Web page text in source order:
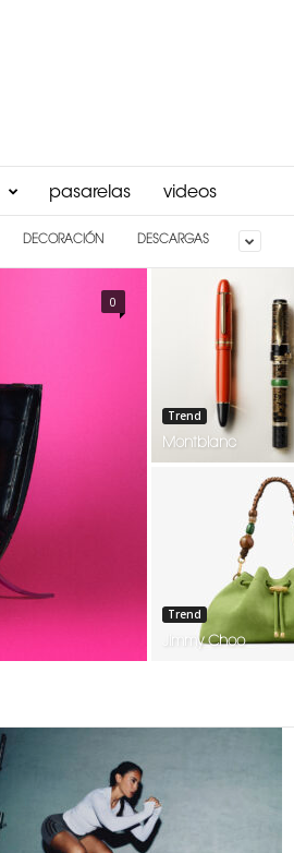
pasarelas videos
DECORACIÓN DESCARGAS
0
Trend
Montblanc
Trend
Jimmy Choo